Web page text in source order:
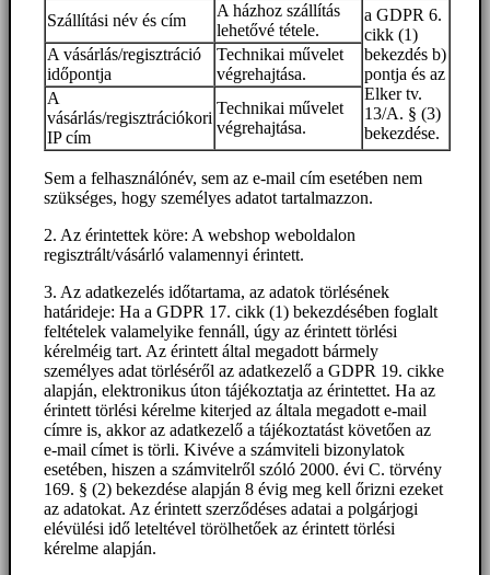
Szállítási név és cím
A házhoz szállítás
lehetővé tétele.
a GDPR 6.
cikk (1)
bekezdés b)
pontja és az
Elker tv.
13/A. § (3)
bekezdése.
A vásárlás/regisztráció
időpontja
Technikai művelet
végrehajtása.
A
vásárlás/regisztrációkori
IP cím
Technikai művelet
végrehajtása.
Sem a felhasználónév, sem az e-mail cím esetében nem
szükséges, hogy személyes adatot tartalmazzon.
2. Az érintettek köre: A webshop weboldalon
regisztrált/vásárló valamennyi érintett.
3. Az adatkezelés időtartama, az adatok törlésének
határideje: Ha a GDPR 17. cikk (1) bekezdésében foglalt
feltételek valamelyike fennáll, úgy az érintett törlési
kérelméig tart. Az érintett által megadott bármely
személyes adat törléséről az adatkezelő a GDPR 19. cikke
alapján, elektronikus úton tájékoztatja az érintettet. Ha az
érintett törlési kérelme kiterjed az általa megadott e-mail
címre is, akkor az adatkezelő a tájékoztatást követően az
e-mail címet is törli. Kivéve a számviteli bizonylatok
esetében, hiszen a számvitelről szóló 2000. évi C. törvény
169. § (2) bekezdése alapján 8 évig meg kell őrizni ezeket
az adatokat. Az érintett szerződéses adatai a polgárjogi
elévülési idő leteltével törölhetőek az érintett törlési
kérelme alapján.